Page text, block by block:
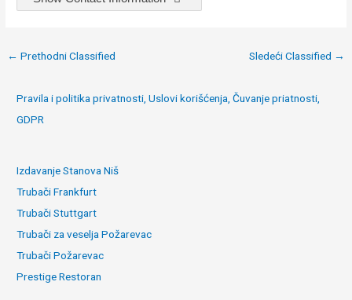
Post
← Prethodni Classified Sledeći Classified →
Pravila i politika privatnosti, Uslovi korišćenja, Čuvanje priatnosti,
GDPR
Izdavanje Stanova Niš
Trubači Frankfurt
Trubači Stuttgart
Trubači za veselja Požarevac
Trubači Požarevac
Prestige Restoran